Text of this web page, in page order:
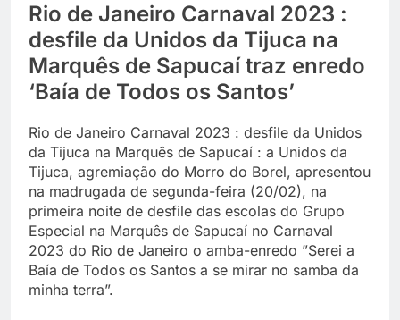
Rio de Janeiro Carnaval 2023 :
desfile da Unidos da Tijuca na
Marquês de Sapucaí traz enredo
‘Baía de Todos os Santos’
Rio de Janeiro Carnaval 2023 : desfile da Unidos
da Tijuca na Marquês de Sapucaí : a Unidos da
Tijuca, agremiação do Morro do Borel, apresentou
na madrugada de segunda-feira (20/02), na
primeira noite de desfile das escolas do Grupo
Especial na Marquês de Sapucaí no Carnaval
2023 do Rio de Janeiro o amba-enredo ”Serei a
Baía de Todos os Santos a se mirar no samba da
minha terra”.